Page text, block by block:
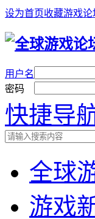
设为首页收藏游戏论
用户名
密码
快捷导
全球
游戏